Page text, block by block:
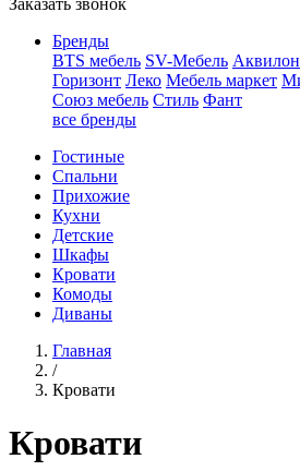
Заказать звонок
Бренды
BTS мебель SV-Мебель Аквилон
Горизонт Леко Мебель маркет
Союз мебель Стиль Фант
все бренды
Гостиные
Спальни
Прихожие
Кухни
Детские
Шкафы
Кровати
Комоды
Диваны
Главная
/
Кровати
Кровати